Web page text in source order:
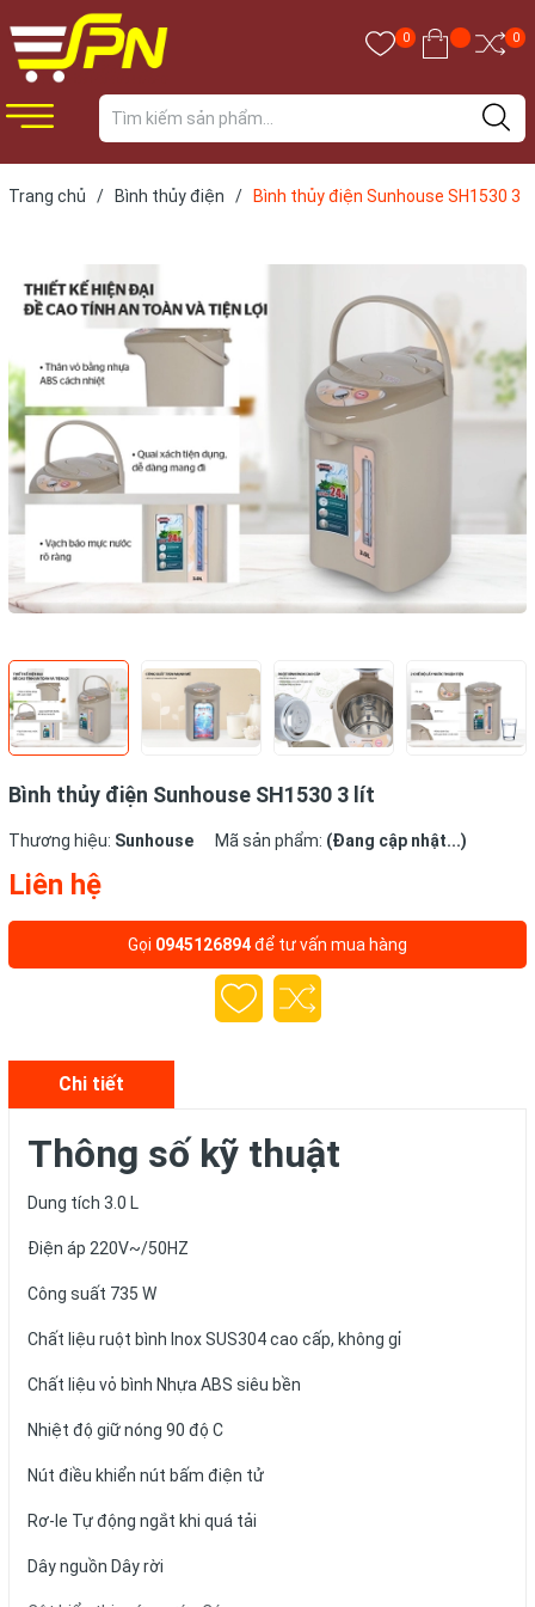
0 0
Trang chủ / Bình thủy điện /
Bình thủy điện Sunhouse SH1530 3
Bình thủy điện Sunhouse SH1530 3 lít
Thương hiệu: Sunhouse Mã sản phẩm: (Đang cập nhật...)
Liên hệ
Gọi 0945126894để tư vấn mua hàng
Chi tiết
Thông số kỹ thuật
Dung tích 3.0 L
Điện áp 220V~/50HZ
Công suất 735 W
Chất liệu ruột bình Inox SUS304 cao cấp, không gỉ
Chất liệu vỏ bình Nhựa ABS siêu bền
Nhiệt độ giữ nóng 90 độ C
Nút điều khiển nút bấm điện tử
Rơ-le Tự động ngắt khi quá tải
Dây nguồn Dây rời